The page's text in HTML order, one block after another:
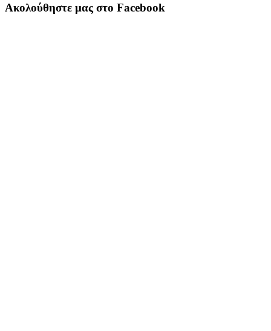
Ακολούθηστε μας στο Facebook